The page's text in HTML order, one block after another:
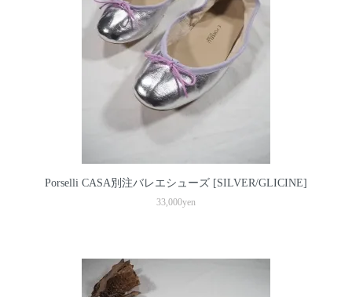
Porselli CASA別注バレエシューズ [SILVER/GLICINE]
33,000yen